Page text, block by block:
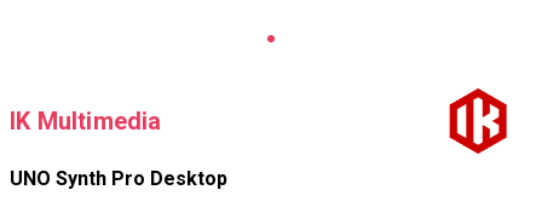
IK Multimedia
UNO Synth Pro Desktop